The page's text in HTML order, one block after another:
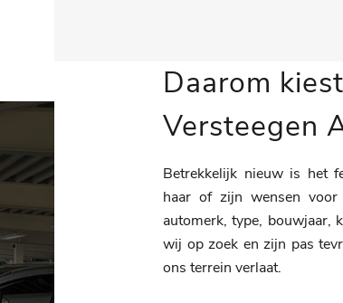
Daarom
Versteegen
Betrekkelijk nieuw is het
haar of zijn wensen voor
automerk, type, bouwjaar,
wij op zoek en zijn pas
ons terrein verlaat.